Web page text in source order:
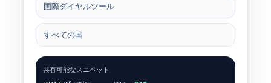
国際ダイヤルツール
すべての国
共有可能なスニペット